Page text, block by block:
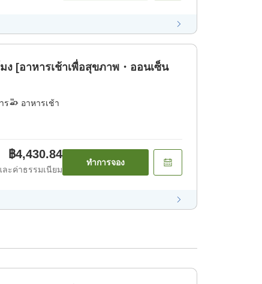
ง [อาหารเช้าเพื่อสุขภาพ・ออนเซ็น
ร อาหารเช้า
฿4,430.84
ะค่าธรรมเนียม
ทำการจอง